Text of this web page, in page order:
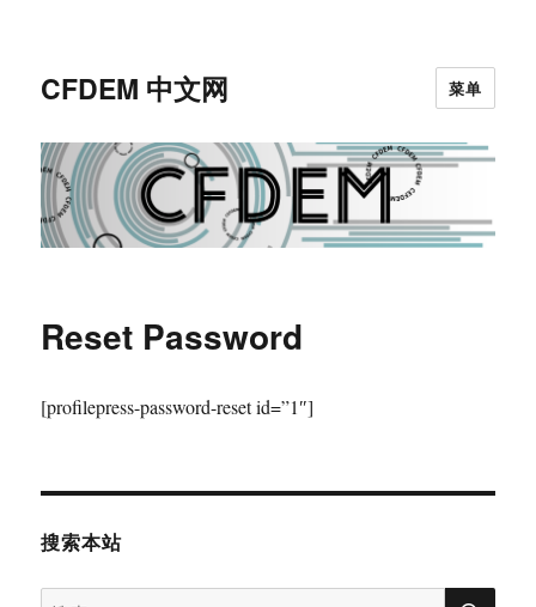
CFDEM 中文网 菜单
Reset Password
[profilepress-password-reset id=”1″]
搜索本站
搜